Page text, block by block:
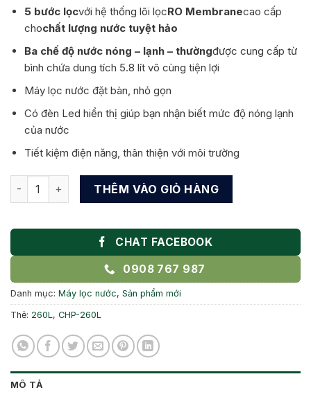
5 bước lọcvới hệ thống lõi lọcRO Membranecao cấp
chochất lượng nước tuyệt hảo
Ba chế độ nước nóng – lạnh – thườngđược cung cấp từ
bình chứa dung tích 5.8 lít vô cùng tiện lợi
Máy lọc nước đặt bàn, nhỏ gọn
Có đèn Led hiển thị giúp bạn nhận biết mức độ nóng lạnh
của nước
Tiết kiệm điện năng, thân thiện với môi trường
Máy lọc nước Coway CHP-260L (NEO) số lượng
THÊM VÀO GIỎ HÀNG
CHAT FACEBOOK
0908 767 987
Danh mục: Máy lọc nước, Sản phẩm mới
Thẻ: 260L , CHP-260L
MÔ TẢ